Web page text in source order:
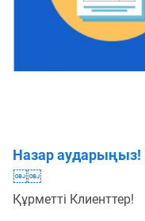
Назар
￼￼
Құрметті Клиенттер!